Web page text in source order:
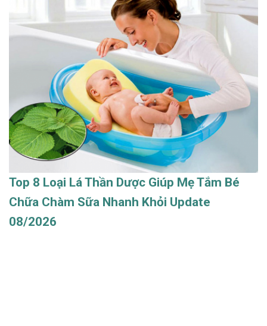
Top 8 Loại Lá Thần Dược Giúp Mẹ Tắm Bé
Chữa Chàm Sữa Nhanh Khỏi Update
08/2026